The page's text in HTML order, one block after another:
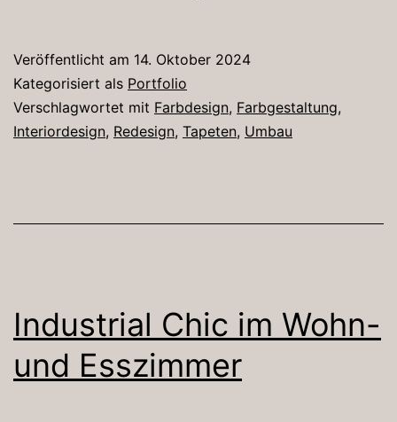
Veröffentlicht am 14. Oktober 2024
Kategorisiert als Portfolio
Verschlagwortet mit Farbdesign, Farbgestaltung,
Interiordesign, Redesign, Tapeten, Umbau
Industrial Chic im Wohn-
und Esszimmer